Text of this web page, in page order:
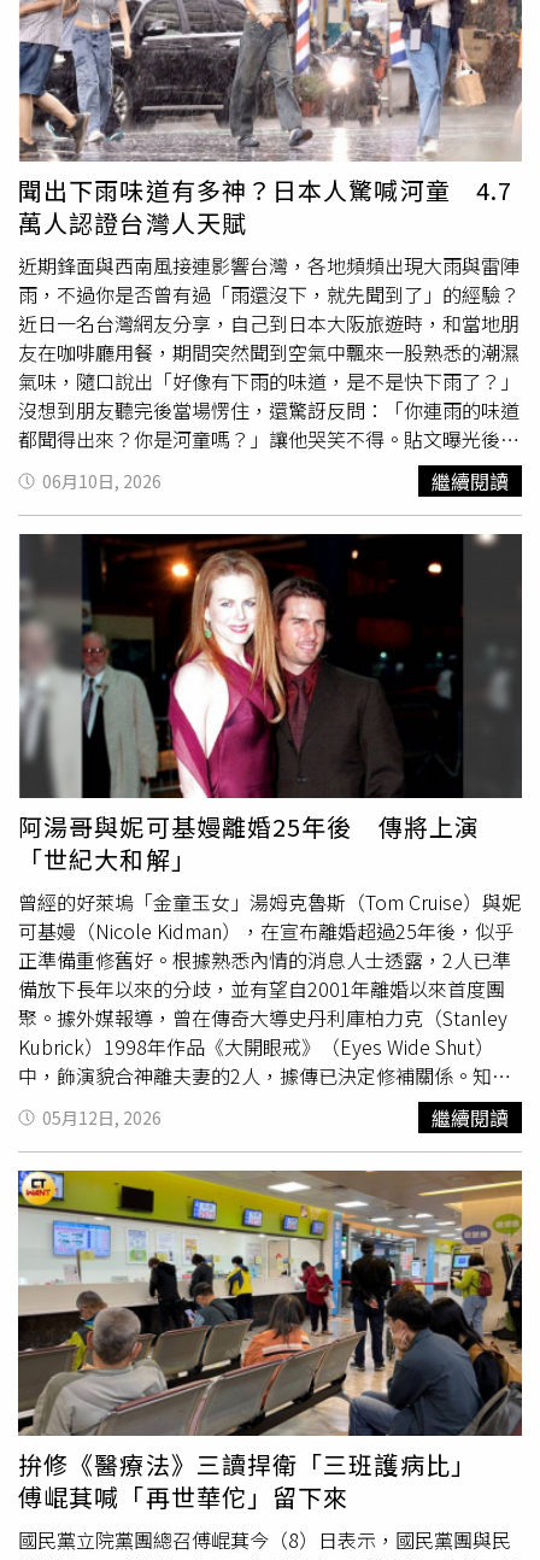
Noskova）之間的女子單打決賽，但由於暴雨與強風來襲，
柏林公開賽（Berlin Open）主辦單位被迫疏散場地人員。
野生動物救援機構也表示，熱浪正帶來日益沉重的壓力。位
於比利時那慕爾（Namur）附近的1間救援收容中心表示，
近幾天已收容約150隻因高溫而出現不良反應的動物，其中
幼鳥尤其容易受到影響。救援收容中心創辦人德雅熱爾
（Romain De Jaegere）稱：「雛鳥寧可跳出巢穴，也不願
留在巢裡被活活熱死、像被烤熟一樣。」他補充，比利時各
地的救援中心目前皆已不堪負荷。與此同時，法國每年於21
日舉行的音樂節（Music Day）特別也令當局擔憂。這項全
國性的夏至慶祝活動涵蓋數以千計的音樂會，地點遍布鄉村
廣場、電子音樂派對場地以及巴黎的夜店，不僅凝聚地方社
群，也愈來愈吸引國際遊客參與。法國政府已在「紅色警
報」區域禁止公共飲酒，並要求音樂節活動主辦單位限制酒
精使用，以「維持緊急服務量能，並讓醫護人員能夠專注照
顧最脆弱的民眾」。當局特別擔心居住在酷熱街道上的民
眾，以及安養機構中的長者和獨居老人。2003年的一場熱
浪曾導致約15,000名長者死亡，成為法國社會深刻反思與檢
討的重要事件。
寫同一年代台灣鄉村擁有繪畫天分的少年，透過茶農家庭映
照出地方差距與教育問題的作品」產生強烈的情感共鳴。今
（16）日也同步公開1989年原版海報，海報文案寫著「魯
冰花謝了，農人把它埋在茶樹下，花就會變成肥料，使茶葉
長得很茂盛。魯冰花雖然死了，我們卻可以喝到好茶」，字
裡行間再度喚醒觀眾對《魯冰花》的記憶。
聞出下雨味道有多神？日本人驚喊河童 4.7
萬人認證台灣人天賦
近期鋒面與西南風接連影響台灣，各地頻頻出現大雨與雷陣
雨，不過你是否曾有過「雨還沒下，就先聞到了」的經驗？
近日一名台灣網友分享，自己到日本大阪旅遊時，和當地朋
友在咖啡廳用餐，期間突然聞到空氣中飄來一股熟悉的潮濕
氣味，隨口說出「好像有下雨的味道，是不是快下雨了？」
沒想到朋友聽完後當場愣住，還驚訝反問：「你連雨的味道
都聞得出來？你是河童嗎？」讓他哭笑不得。貼文曝光後吸
引超過4.7萬人按讚，不少網友更笑稱，聞出下雨前的味道
根本是台灣人的基本技能。原PO在Threads發文表示，自己
久違回到日本，某天與大阪友人在咖啡廳聊天時，突然察覺
空氣中瀰漫一股濕濕的味道，直覺認為應該快下雨了，因此
脫口而出提醒朋友。沒想到對方聽完後露出不可思議的表
情，還開玩笑稱他是不是日本傳說中的河童。原PO事後則
幽默補充一句：「我是台北人啦！」暗示長期生活在多雨環
境中，早已習慣從空氣變化判斷天氣。貼文曝光後立刻引發
大批網友共鳴，不少人認為聞出雨味再正常不過。「真的有
人聞不到嗎？」、「這不是台灣人的基本技能嗎」、「我一
直以為大家都聞得到」、「北部人從小就會」、「基隆人根
本不用聞，直接內建氣象預報系統」。還有人表示，自己甚
至不用看到烏雲，只要聞到那股特殊氣味，就知道雨快來
了。不少網友也分享自己聞到的「雨味」究竟是什麼味道。
有人形容是淡淡的泥土味，有人認為是潮濕發霉的氣味，也
有人覺得像是金屬鐵鏽味。「快下雨時空氣中會有一種鐵鏽
味，表示濕度開始增加了」、「從吹來的風就能感覺到空氣
變重」、「在室內也聞得到外面飄進來的潮濕泥土味」。還
有民眾表示，下雨前除了能聞到氣味，眼睛也會開始發癢，
甚至身體關節都會有感覺。除了靠氣味判斷天氣，也有許多
人分享自己的「氣象絕活」。有人會觀察鳥類與昆蟲活動狀
況，如果雨停後昆蟲開始鳴叫，通常代表天氣即將放晴；反
之若四周突然變得安靜，可能還有下一波降雨。也有人透過
風向、雲層厚度與濕度變化判斷雨勢大小，認為這些都是長
年生活經驗累積出來的能力。留言區中還有一名山友分享親
身經歷指出，過去在尼泊爾登山時，憑著空氣中的氣味與濕
度變化，判斷午後可能出現雷陣雨，因此提醒當地嚮導準備
雨具。當時嚮導與揹工認為天氣穩定，甚至想賭一把不穿雨
衣，沒想到不久後果然降下猛烈午後雷陣雨，讓同行眾人相
當驚訝。此外，也有網友討論不同地區的雨味其實不太一
樣。有民眾認為都市的雨帶有潮濕、陰鬱甚至些許悶臭感，
聞起來較為黏膩；鄉村地區則夾雜青草與泥土香氣，感覺更
加自然舒適。甚至有人認為，日本的雨聞起來比較乾淨，帶
有淡淡棉布氣息，與台灣潮濕悶熱的雨味截然不同。網友笑
說：「雨不只有味道，甚至還有不同的觸感。」事實上，
「聞到雨的味道」並非錯覺，而是有科學根據。嘉義縣環保
局曾說明，下雨前的特殊氣味主要來自弱酸性雨水與地面物
質、植物揮發油及空氣中的微粒產生反應所形成。當空氣濕
06月10日, 2026 繼續閱讀
阿湯哥與妮可基嫚離婚25年後 傳將上演
「世紀大和解」
曾經的好萊塢「金童玉女」湯姆克魯斯（Tom Cruise）與妮
可基嫚（Nicole Kidman），在宣布離婚超過25年後，似乎
正準備重修舊好。根據熟悉內情的消息人士透露，2人已準
備放下長年以來的分歧，並有望自2001年離婚以來首度團
聚。據外媒報導，曾在傳奇大導史丹利庫柏力克（Stanley
Kubrick）1998年作品《大開眼戒》（Eyes Wide Shut）
中，飾演貌合神離夫妻的2人，據傳已決定修補關係。知情
人士透露，妮可基嫚近期與第2任丈夫、紐西蘭
鄉村歌手齊
斯艾本（Keith Urban）的離婚，以及湯姆克魯斯希望修復2
人關係的想法，都是促成此事的關鍵原因。1名消息人士向
英國雜誌《OK Magazine》表示：「湯姆與妮可如今在情感
上都走到了1個新的階段，對於『出現在同一個空間』這件
事，不再感到緊張或不可能，而在很長一段時間裡，情況完
全不是如此。考慮到他們的過往經歷和距離，光是想到2人
能坐下來面對面交談，都令人難以置信。」消息人士補充：
「重新建立聯繫的想法並不是突然冒出來的，其實多年來一
直默默存在，但雙方繁忙的日程安排，以及妮可個人生活中
的種種變故，讓這一切變得相當複雜。如今妮可已經走出前
陣子的離婚陰霾，重拾了生活的穩定感及情感的平衡點，她
的心態也出現了明顯轉變。她變得更加堅強、更有自信，也
更願意重新面對過去那些曾經選擇逃避的人生片段。」知情
人士進一步指出，2人對孩子的愛，也讓湯姆克魯斯與妮可
基嫚逐漸意識到修復關係的重要性，「她非常清楚，這件事
05月12日, 2026 繼續閱讀
拚修《醫療法》三讀捍衛「三班護病比」
傅崐萁喊「再世華佗」留下來
國民黨立院黨團總召傅崐萁今（8）日表示，國民黨團與民